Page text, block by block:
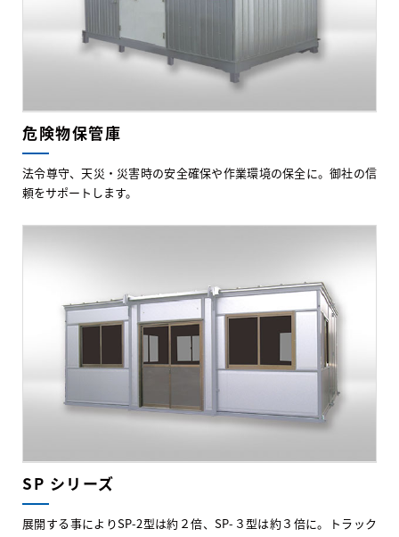
危険物保管庫
法令尊守、天災・災害時の安全確保や作業環境の保全に。御社の信
頼をサポートします。
SP シリーズ
展開する事によりSP-2型は約２倍、SP-３型は約３倍に。トラック